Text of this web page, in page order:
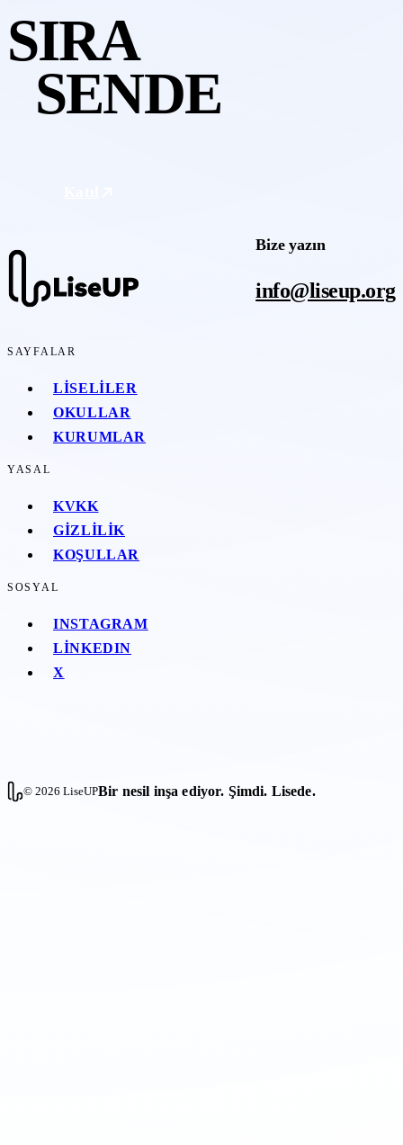
SIRA
SENDE
Bize yazın
info@liseup.org
SAYFALAR
LISELILER
OKULLAR
KURUMLAR
YASAL
KVKK
GIZLILIK
KOŞULLAR
SOSYAL
INSTAGRAM
LINKEDIN
X
© 2026 LiseUPBir nesil inşa ediyor. Şimdi. Lisede.